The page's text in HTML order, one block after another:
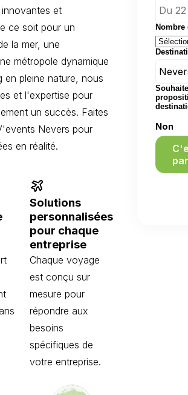
et
ce soit pour un
la mer, une
métropole dynamique
en pleine nature, nous
et l'expertise pour
un succès. Faites
Nevers pour
en réalité.
Solutions
personnalisées
pour chaque
entreprise
Chaque voyage
est conçu sur
mesure pour
répondre aux
besoins
spécifiques de
votre entreprise.
Non